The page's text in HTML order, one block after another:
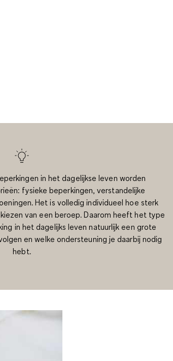
in het dagelijkse leven worden
fysieke beperkingen, verstandelijke
Het is volledig individueel hoe sterk
van een beroep. Daarom heeft het type
in het dagelijks leven natuurlijk een grote
en welke ondersteuning je daarbij nodig
hebt.